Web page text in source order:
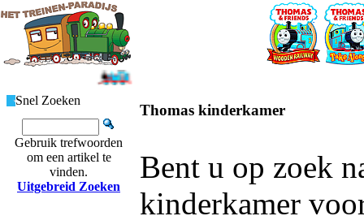
Snel Zoeken
Gebruik trefwoorden
om een artikel te
vinden.
Uitgebreid Zoeken
Thomas kinderkamer
Bent u op zoek
kinderkamer